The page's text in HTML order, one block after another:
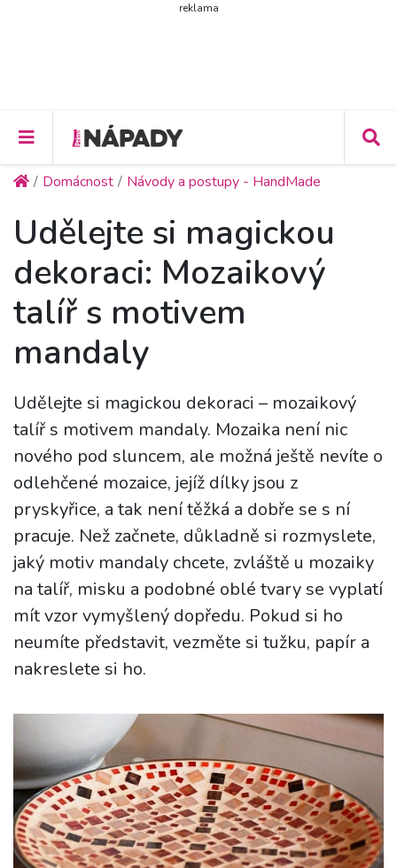
reklama
Domácnost Návody a postupy - HandMade
Udělejte si magickou
dekoraci: Mozaikový
talíř s motivem
mandaly
Udělejte si magickou dekoraci – mozaikový
talíř s motivem mandaly. Mozaika není nic
nového pod sluncem, ale možná ještě nevíte o
odlehčené mozaice, jejíž dílky jsou z
pryskyřice, a tak není těžká a dobře se s ní
pracuje. Než začnete, důkladně si rozmyslete,
jaký motiv mandaly chcete, zvláště u mozaiky
na talíř, misku a podobné oblé tvary se vyplatí
mít vzor vymyšlený dopředu. Pokud si ho
neumíte představit, vezměte si tužku, papír a
nakreslete si ho.